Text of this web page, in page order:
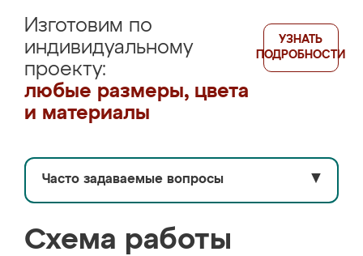
Изготовим по
индивидуальному
проекту:
любые размеры, цвета
и материалы
УЗНАТЬ
ПОДРОБНОСТИ
Часто задаваемые вопросы ▼
Схема работы